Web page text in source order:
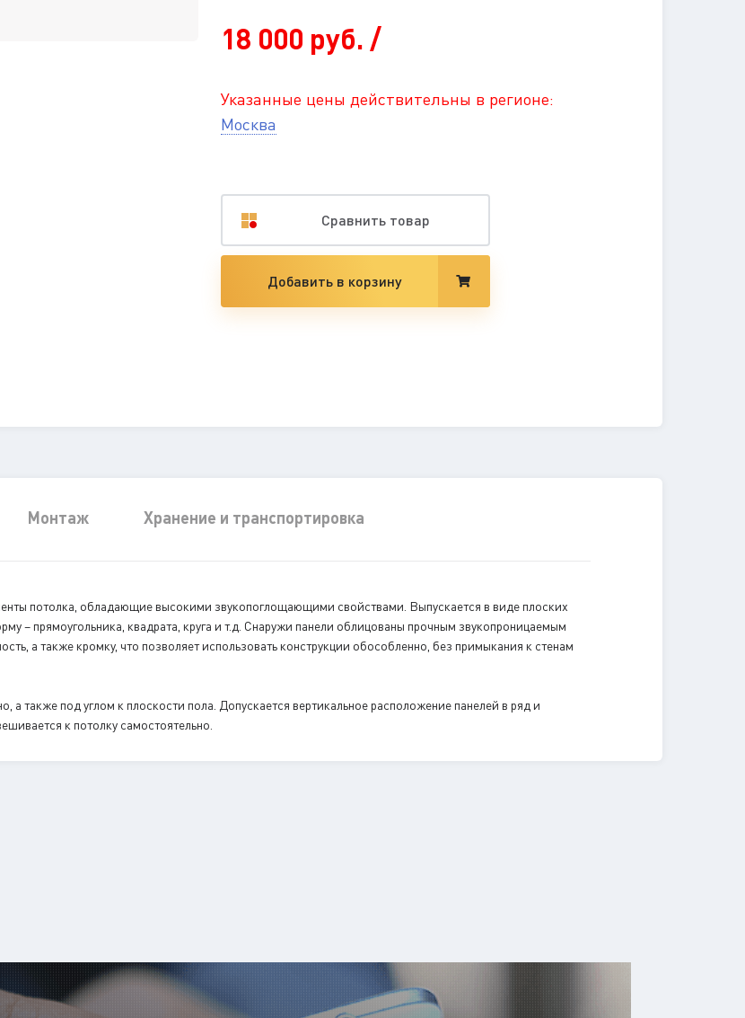
18 000 руб. /
Указанные цены действительны в регионе:
Москва
Сравнить товар
Добавить в корзину
Монтаж Хранение и транспортировка
потолка, обладающие высокими звукопоглощающими свойствами. Выпускается в виде плоских
– прямоугольника, квадрата, круга и т.д. Снаружи панели облицованы прочным звукопроницаемым
а также кромку, что позволяет использовать конструкции обособленно, без примыкания к стенам
а также под углом к плоскости пола. Допускается вертикальное расположение панелей в ряд и
к потолку самостоятельно.